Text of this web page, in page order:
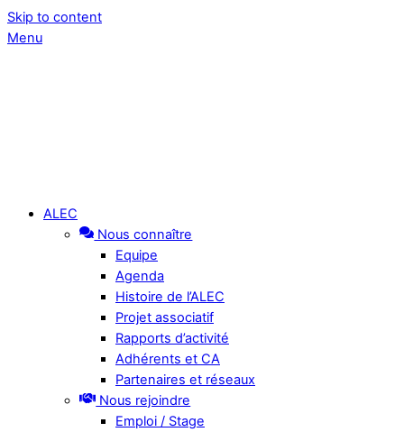
Skip to content
Menu
ALEC
Nous connaître
Equipe
Agenda
Histoire de l’ALEC
Projet associatif
Rapports d’activité
Adhérents et CA
Partenaires et réseaux
Nous rejoindre
Emploi / Stage